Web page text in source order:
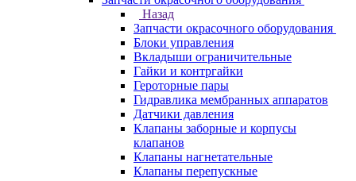
Назад
Запчасти окрасочного оборудования
Блоки управления
Вкладыши ограничительные
Гайки и контргайки
Героторные пары
Гидравлика мембранных аппаратов
Датчики давления
Клапаны заборные и корпусы
клапанов
Клапаны нагнетательные
Клапаны перепускные